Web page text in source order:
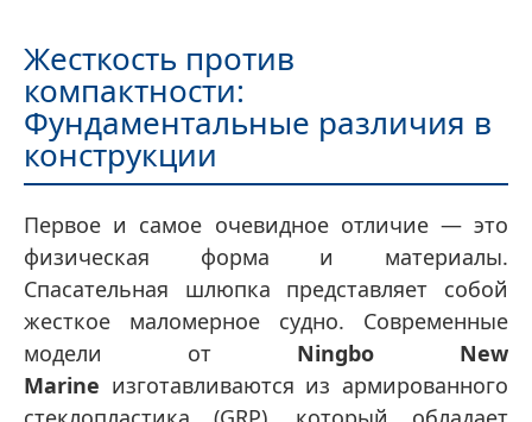
Жесткость против
компактности:
Фундаментальные различия в
конструкции
Первое и самое очевидное отличие — это
физическая форма и материалы.
Спасательная шлюпка представляет собой
жесткое маломерное судно. Современные
модели от Ningbo New
Marine изготавливаются из армированного